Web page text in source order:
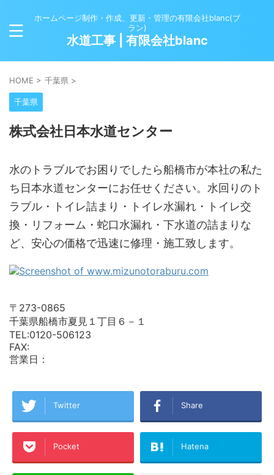
ホームページ制作・作成、更新・管理の有限会社blanc(ブ
ラン)
水道工事 | 有限会社blanc
HOME > 千葉県 >
千葉県
株式会社日本水道センター
水のトラブルでお困りでしたら船橋市が本社の私た
ち日本水道センターにお任せください。水回りのト
ラブル・トイレ詰まり・トイレ水漏れ・トイレ交
換・リフォーム・蛇口水漏れ・下水道の詰まりな
ど、安心の価格で迅速に修理・施工致します。
〒273-0865
千葉県船橋市夏見１丁目６－１
TEL:0120-506123
FAX:
営業日：
Twitter Share
Pocket Hatena